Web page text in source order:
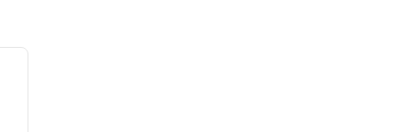
следующее изображение